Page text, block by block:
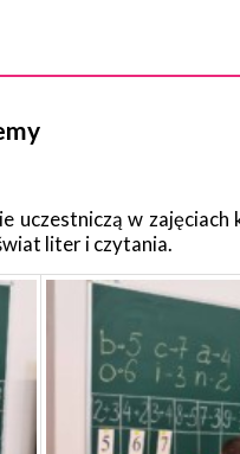
uczestniczą w zajęciach
liter i czytania.